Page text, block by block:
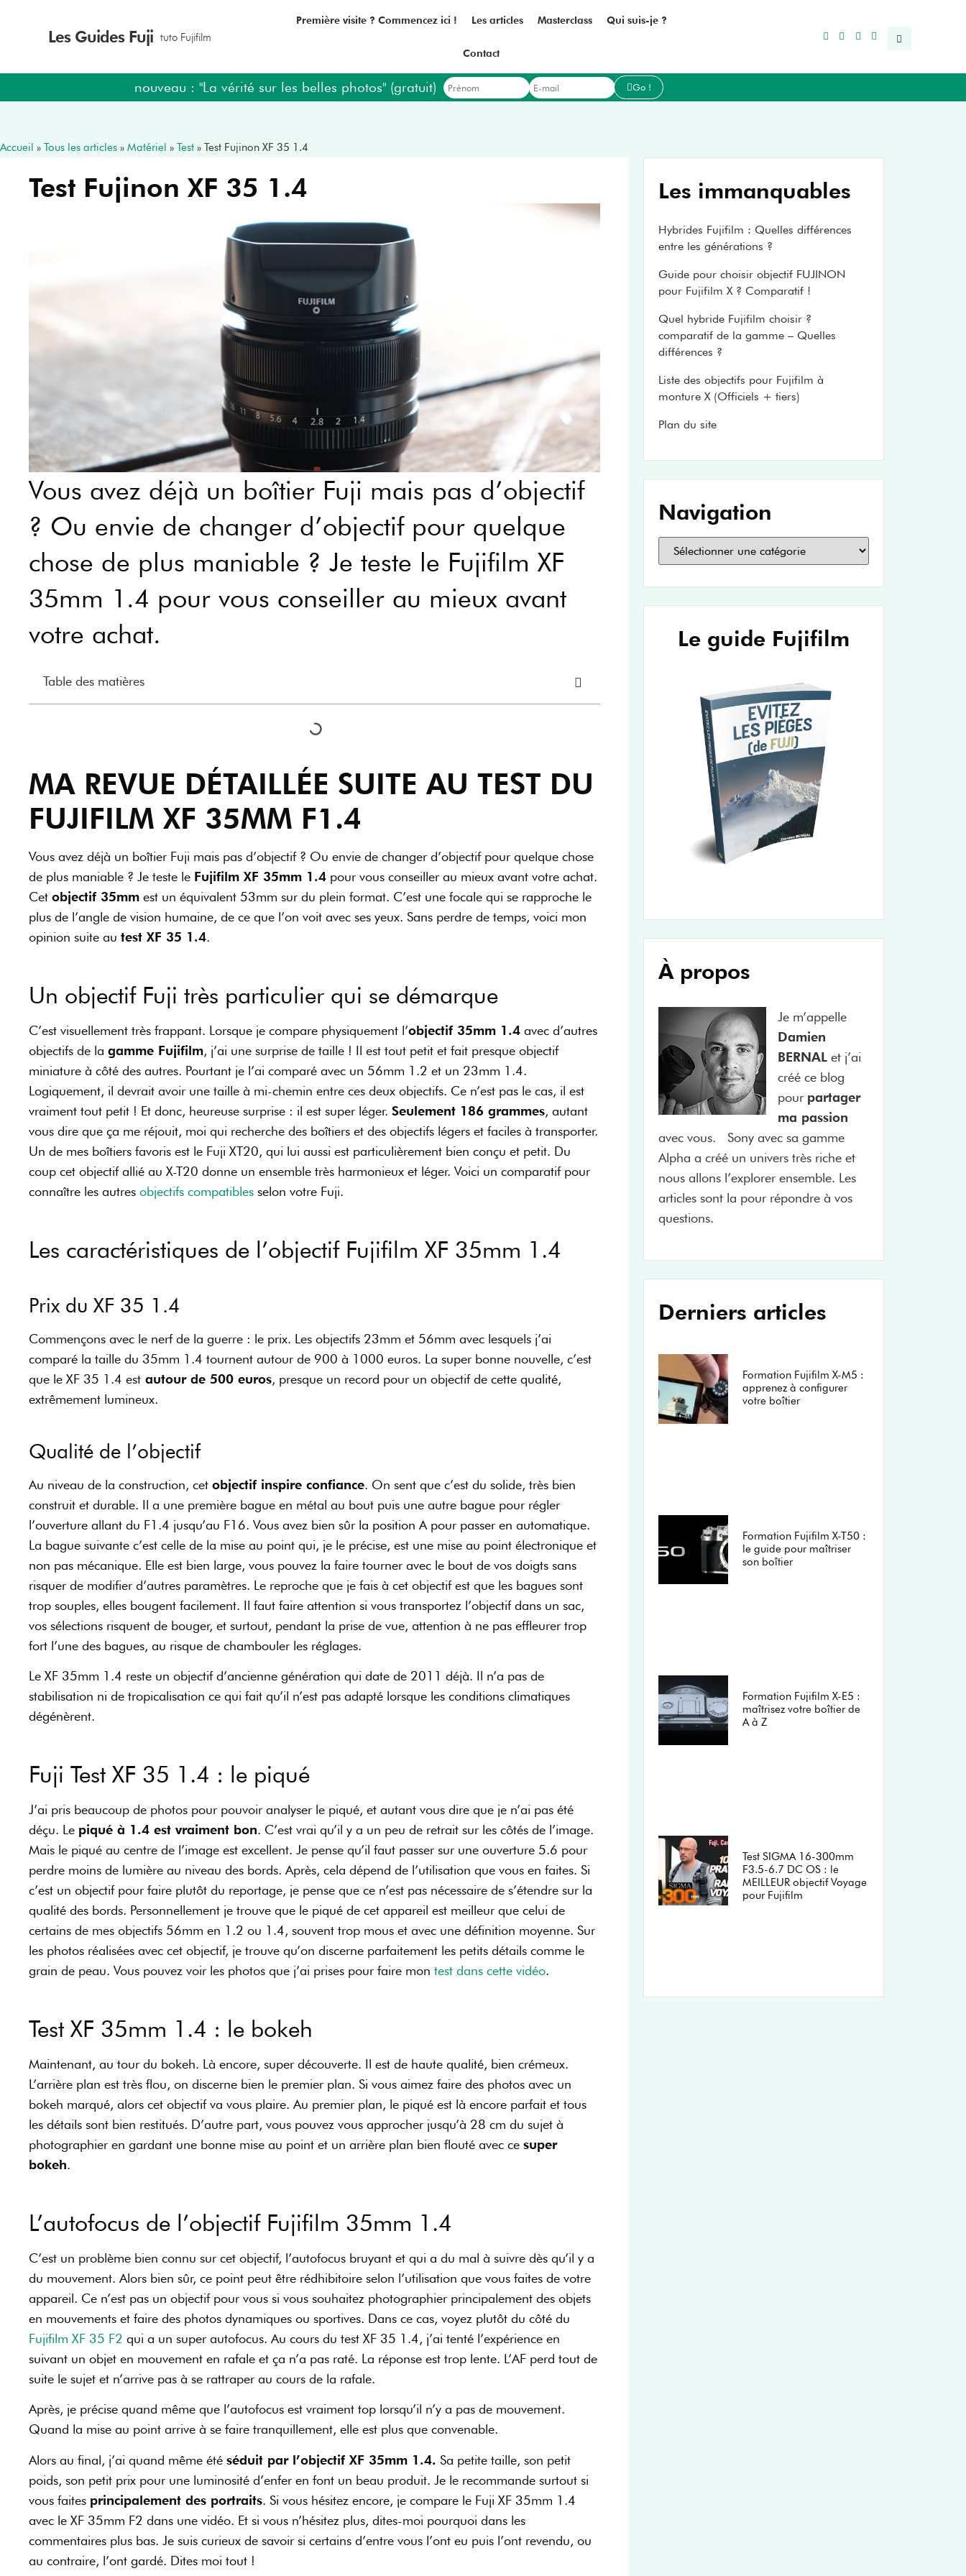
Les Guides Fuji tuto Fujifilm
Première visite ? Commencez ici ! Les articles Masterclass Qui suis-je ?
Contact
nouveau : "La vérité sur les belles photos" (gratuit) Go !
Accueil » Tous les articles » Matériel » Test » Test Fujinon XF 35 1.4
Test Fujinon XF 35 1.4
Vous avez déjà un boîtier Fuji mais pas d’objectif
? Ou envie de changer d’objectif pour quelque
chose de plus maniable ? Je teste le Fujifilm XF
35mm 1.4 pour vous conseiller au mieux avant
votre achat.
Table des matières
MA REVUE DÉTAILLÉE SUITE AU TEST DU
FUJIFILM XF 35MM F1.4
Vous avez déjà un boîtier Fuji mais pas d’objectif ? Ou envie de changer d’objectif pour quelque chose
de plus maniable ? Je teste le Fujifilm XF 35mm 1.4 pour vous conseiller au mieux avant votre achat.
Cet objectif 35mm est un équivalent 53mm sur du plein format. C’est une focale qui se rapproche le
plus de l’angle de vision humaine, de ce que l’on voit avec ses yeux. Sans perdre de temps, voici mon
opinion suite au test XF 35 1.4.
Un objectif Fuji très particulier qui se démarque
C’est visuellement très frappant. Lorsque je compare physiquement l’objectif 35mm 1.4 avec d’autres
objectifs de la gamme Fujifilm, j’ai une surprise de taille ! Il est tout petit et fait presque objectif
miniature à côté des autres. Pourtant je l’ai comparé avec un 56mm 1.2 et un 23mm 1.4.
Logiquement, il devrait avoir une taille à mi-chemin entre ces deux objectifs. Ce n’est pas le cas, il est
vraiment tout petit ! Et donc, heureuse surprise : il est super léger. Seulement 186 grammes, autant
vous dire que ça me réjouit, moi qui recherche des boîtiers et des objectifs légers et faciles à transporter.
Un de mes boîtiers favoris est le Fuji XT20, qui lui aussi est particulièrement bien conçu et petit. Du
coup cet objectif allié au X-T20 donne un ensemble très harmonieux et léger. Voici un comparatif pour
connaître les autres objectifs compatibles selon votre Fuji.
Les caractéristiques de l’objectif Fujifilm XF 35mm 1.4
Prix du XF 35 1.4
Commençons avec le nerf de la guerre : le prix. Les objectifs 23mm et 56mm avec lesquels j’ai
comparé la taille du 35mm 1.4 tournent autour de 900 à 1000 euros. La super bonne nouvelle, c’est
que le XF 35 1.4 est autour de 500 euros, presque un record pour un objectif de cette qualité,
extrêmement lumineux.
Qualité de l’objectif
Au niveau de la construction, cet objectif inspire confiance. On sent que c’est du solide, très bien
construit et durable. Il a une première bague en métal au bout puis une autre bague pour régler
l’ouverture allant du F1.4 jusqu’au F16. Vous avez bien sûr la position A pour passer en automatique.
La bague suivante c’est celle de la mise au point qui, je le précise, est une mise au point électronique et
non pas mécanique. Elle est bien large, vous pouvez la faire tourner avec le bout de vos doigts sans
risquer de modifier d’autres paramètres. Le reproche que je fais à cet objectif est que les bagues sont
trop souples, elles bougent facilement. Il faut faire attention si vous transportez l’objectif dans un sac,
vos sélections risquent de bouger, et surtout, pendant la prise de vue, attention à ne pas effleurer trop
fort l’une des bagues, au risque de chambouler les réglages.
Le XF 35mm 1.4 reste un objectif d’ancienne génération qui date de 2011 déjà. Il n’a pas de
stabilisation ni de tropicalisation ce qui fait qu’il n’est pas adapté lorsque les conditions climatiques
dégénèrent.
Fuji Test XF 35 1.4 : le piqué
J’ai pris beaucoup de photos pour pouvoir analyser le piqué, et autant vous dire que je n’ai pas été
déçu. Le piqué à 1.4 est vraiment bon. C’est vrai qu’il y a un peu de retrait sur les côtés de l’image.
Mais le piqué au centre de l’image est excellent. Je pense qu’il faut passer sur une ouverture 5.6 pour
perdre moins de lumière au niveau des bords. Après, cela dépend de l’utilisation que vous en faites. Si
c’est un objectif pour faire plutôt du reportage, je pense que ce n’est pas nécessaire de s’étendre sur la
qualité des bords. Personnellement je trouve que le piqué de cet appareil est meilleur que celui de
certains de mes objectifs 56mm en 1.2 ou 1.4, souvent trop mous et avec une définition moyenne. Sur
les photos réalisées avec cet objectif, je trouve qu’on discerne parfaitement les petits détails comme le
grain de peau. Vous pouvez voir les photos que j’ai prises pour faire mon test dans cette vidéo.
Test XF 35mm 1.4 : le bokeh
Maintenant, au tour du bokeh. Là encore, super découverte. Il est de haute qualité, bien crémeux.
L’arrière plan est très flou, on discerne bien le premier plan. Si vous aimez faire des photos avec un
bokeh marqué, alors cet objectif va vous plaire. Au premier plan, le piqué est là encore parfait et tous
les détails sont bien restitués. D’autre part, vous pouvez vous approcher jusqu’à 28 cm du sujet à
photographier en gardant une bonne mise au point et un arrière plan bien flouté avec ce super
bokeh.
L’autofocus de l’objectif Fujifilm 35mm 1.4
C’est un problème bien connu sur cet objectif, l’autofocus bruyant et qui a du mal à suivre dès qu’il y a
du mouvement. Alors bien sûr, ce point peut être rédhibitoire selon l’utilisation que vous faites de votre
appareil. Ce n’est pas un objectif pour vous si vous souhaitez photographier principalement des objets
en mouvements et faire des photos dynamiques ou sportives. Dans ce cas, voyez plutôt du côté du
Fujifilm XF 35 F2 qui a un super autofocus. Au cours du test XF 35 1.4, j’ai tenté l’expérience en
suivant un objet en mouvement en rafale et ça n’a pas raté. La réponse est trop lente. L’AF perd tout de
suite le sujet et n’arrive pas à se rattraper au cours de la rafale.
Après, je précise quand même que l’autofocus est vraiment top lorsqu’il n’y a pas de mouvement.
Quand la mise au point arrive à se faire tranquillement, elle est plus que convenable.
Alors au final, j’ai quand même été séduit par l’objectif XF 35mm 1.4. Sa petite taille, son petit
poids, son petit prix pour une luminosité d’enfer en font un beau produit. Je le recommande surtout si
vous faites principalement des portraits. Si vous hésitez encore, je compare le Fuji XF 35mm 1.4
avec le XF 35mm F2 dans une vidéo. Et si vous n’hésitez plus, dites-moi pourquoi dans les
commentaires plus bas. Je suis curieux de savoir si certains d’entre vous l’ont eu puis l’ont revendu, ou
au contraire, l’ont gardé. Dites moi tout !
Les immanquables
Hybrides Fujifilm : Quelles différences
entre les générations ?
Guide pour choisir objectif FUJINON
pour Fujifilm X ? Comparatif !
Quel hybride Fujifilm choisir ?
comparatif de la gamme – Quelles
différences ?
Liste des objectifs pour Fujifilm à
monture X (Officiels + tiers)
Plan du site
Navigation
Le guide Fujifilm
À propos
Je m’appelle
Damien
BERNAL et j’ai
créé ce blog
pour partager
ma passion
avec vous. Sony avec sa gamme
Alpha a créé un univers très riche et
nous allons l’explorer ensemble. Les
articles sont la pour répondre à vos
questions.
Derniers articles
Formation Fujifilm X-M5 :
apprenez à configurer
votre boîtier
Formation Fujifilm X-T50 :
le guide pour maîtriser
son boîtier
Formation Fujifilm X-E5 :
maîtrisez votre boîtier de
A à Z
Test SIGMA 16-300mm
F3.5-6.7 DC OS : le
MEILLEUR objectif Voyage
pour Fujifilm